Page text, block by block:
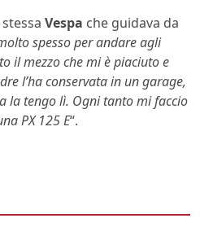
Vespa che guidava da
spesso per andare agli
il mezzo che mi è piaciuto e
l’ha conservata in un garage,
la tengo lì. Ogni tanto mi faccio
PX 125 E“.